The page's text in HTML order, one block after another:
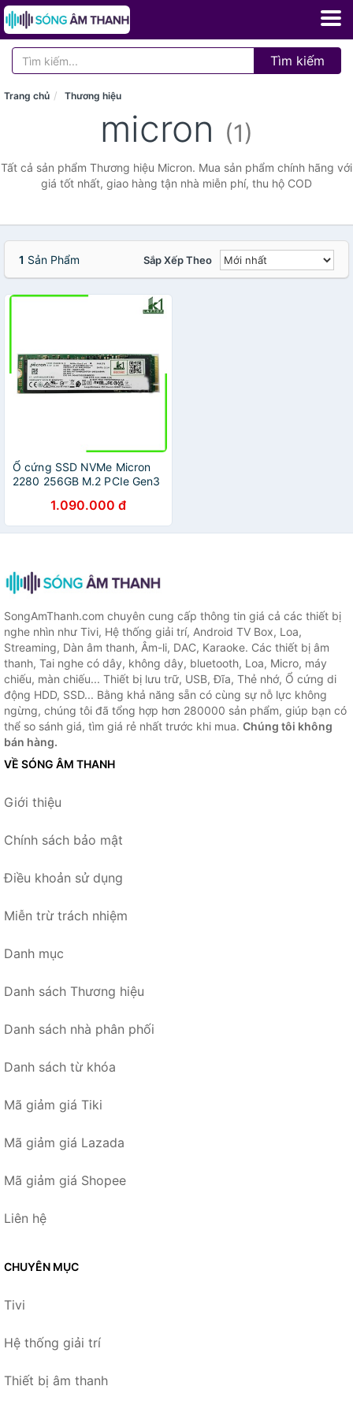
Tìm kiếm
Trang chủ Thương hiệu
micron (1)
Tất cả sản phẩm Thương hiệu Micron. Mua sản phẩm chính hãng với
giá tốt nhất, giao hàng tận nhà miễn phí, thu hộ COD
1 Sản Phẩm Sắp Xếp Theo
Ổ cứng SSD NVMe Micron
2280 256GB M.2 PCIe Gen3
MTFDHBA256TCK Bảo hành
36 tháng
1.090.000 đ
SongAmThanh.com chuyên cung cấp thông tin giá cả các thiết bị
nghe nhìn như Tivi, Hệ thống giải trí, Android TV Box, Loa,
Streaming, Dàn âm thanh, Âm-li, DAC, Karaoke. Các thiết bị âm
thanh, Tai nghe có dây, không dây, bluetooth, Loa, Micro, máy
chiếu, màn chiếu... Thiết bị lưu trữ, USB, Đĩa, Thẻ nhớ, Ổ cứng di
động HDD, SSD... Bằng khả năng sẵn có cùng sự nỗ lực không
ngừng, chúng tôi đã tổng hợp hơn 280000 sản phẩm, giúp bạn có
thể so sánh giá, tìm giá rẻ nhất trước khi mua. Chúng tôi không
bán hàng.
VỀ SÓNG ÂM THANH
Giới thiệu
Chính sách bảo mật
Điều khoản sử dụng
Miễn trừ trách nhiệm
Danh mục
Danh sách Thương hiệu
Danh sách nhà phân phối
Danh sách từ khóa
Mã giảm giá Tiki
Mã giảm giá Lazada
Mã giảm giá Shopee
Liên hệ
CHUYÊN MỤC
Tivi
Hệ thống giải trí
Thiết bị âm thanh